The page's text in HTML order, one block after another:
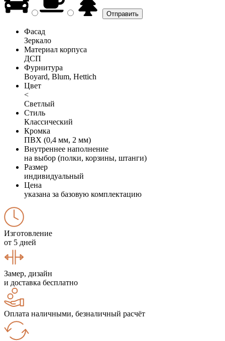
Фасад
Зеркало
Материал корпуса
ДСП
Фурнитура
Boyard, Blum, Hettich
Цвет
<
Светлый
Стиль
Классический
Кромка
ПВХ (0,4 мм, 2 мм)
Внутреннее наполнение
на выбор (полки, корзины, штанги)
Размер
индивидуальный
Цена
указана за базовую комплектацию
Изготовление
от 5 дней
Замер, дизайн
и доставка бесплатно
Оплата наличными, безналичный расчёт